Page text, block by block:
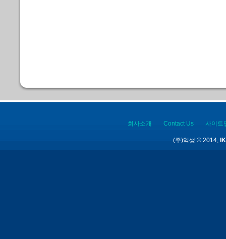
회사소개 Contact Us 사이트
(주)익생 © 2014,